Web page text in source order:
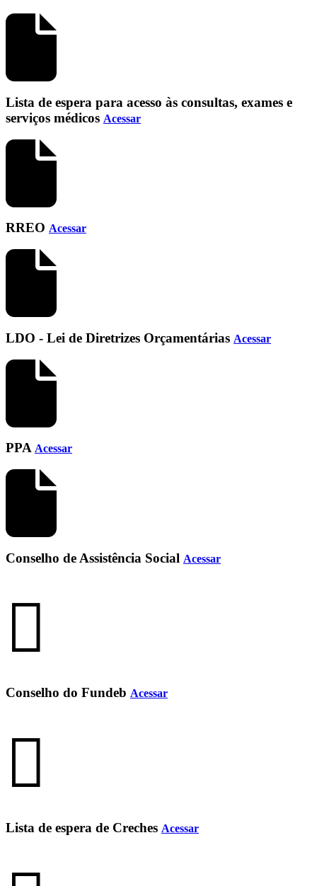
Lista de espera para acesso às consultas, exames e
serviços médicos Acessar
RREO Acessar
LDO - Lei de Diretrizes Orçamentárias Acessar
PPA Acessar
Conselho de Assistência Social Acessar
Conselho do Fundeb Acessar
Lista de espera de Creches Acessar